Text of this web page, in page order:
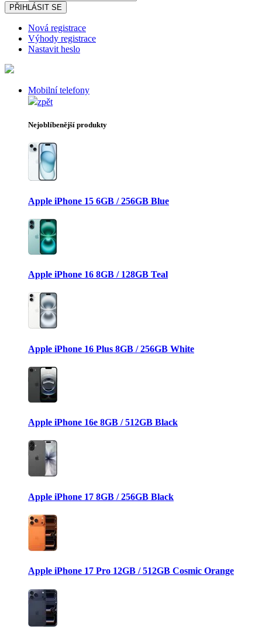
PŘIHLÁSIT SE
Nová registrace
Výhody registrace
Nastavit heslo
Mobilní telefony
zpět
Nejoblíbenější produkty
Apple iPhone 15 6GB / 256GB Blue
Apple iPhone 16 8GB / 128GB Teal
Apple iPhone 16 Plus 8GB / 256GB White
Apple iPhone 16e 8GB / 512GB Black
Apple iPhone 17 8GB / 256GB Black
Apple iPhone 17 Pro 12GB / 512GB Cosmic Orange